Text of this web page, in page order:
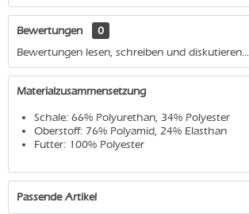
Bewertungen
0
Bewertungen lesen, schreiben und diskutieren...
Materialzusammensetzung
Schale: 66% Polyurethan, 34% Polyester
Oberstoff: 76% Polyamid, 24% Elasthan
Futter: 100% Polyester
Passende Artikel